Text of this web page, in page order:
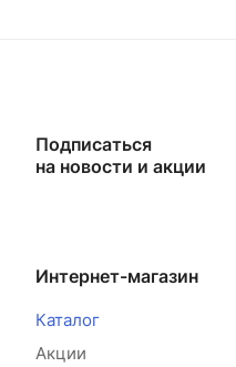
Подписаться
на новости и акции
Интернет-магазин
Каталог
Акции